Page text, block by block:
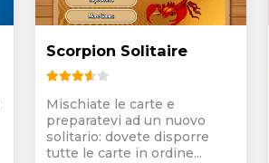
Scorpion Solitaire
Mischiate le carte e
preparatevi ad un nuovo
solitario: dovete disporre
tutte le carte in ordine...